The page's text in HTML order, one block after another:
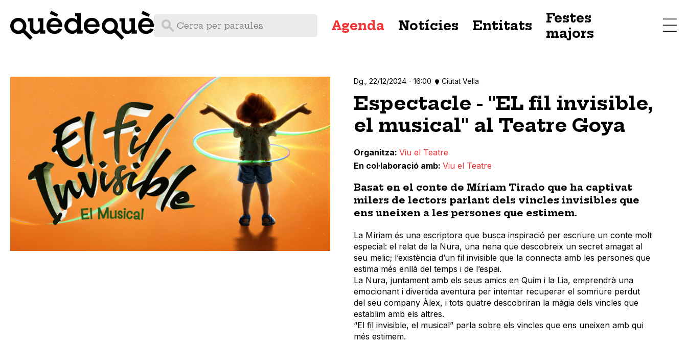
principal
Agenda Notícies Entitats
Festes
majors
Dg., 22/12/2024 - 16:00 Ciutat Vella
Espectacle - "EL fil invisible,
el musical" al Teatre Goya
Organitza Viu el Teatre
En col·laboració amb Viu el Teatre
Basat en el conte de Míriam Tirado que ha captivat
milers de lectors parlant dels vincles invisibles que
ens uneixen a les persones que estimem.
La Míriam és una escriptora que busca inspiració per escriure un conte molt
especial: el relat de la Nura, una nena que descobreix un secret amagat al
seu melic; l’existència d’un fil invisible que la connecta amb les persones que
estima més enllà del temps i de l’espai.
La Nura, juntament amb els seus amics en Quim i la Lia, emprendrà una
emocionant i divertida aventura per intentar recuperar el somriure perdut
del seu company Àlex, i tots quatre descobriran la màgia dels vincles que
establim amb els altres.
“El fil invisible, el musical” parla sobre els vincles que ens uneixen amb qui
més estimem.